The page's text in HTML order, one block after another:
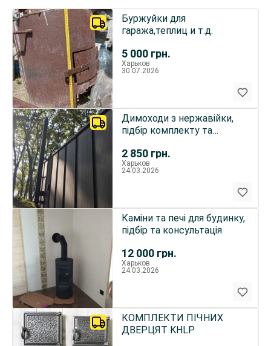
5 000 грн.
Буржуйки для
гаража,теплиц и т.д.
Харьков
30.07.2026
2 850 грн.
Димоходи з нержавійки,
підбір комплекту та
Харьков
24.03.2026
12 000 грн.
Каміни та печі для будинку,
підбір та консультація
Харьков
24.03.2026
КОМПЛЕКТИ ПІЧНИХ
ДВЕРЦЯТ KHLP